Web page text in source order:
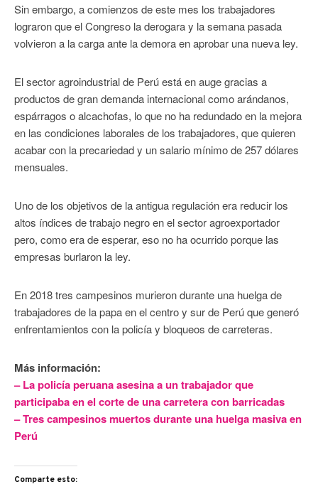
Sin embargo, a comienzos de este mes los trabajadores
lograron que el Congreso la derogara y la semana pasada
volvieron a la carga ante la demora en aprobar una nueva ley.
El sector agroindustrial de Perú está en auge gracias a
productos de gran demanda internacional como arándanos,
espárragos o alcachofas, lo que no ha redundado en la mejora
en las condiciones laborales de los trabajadores, que quieren
acabar con la precariedad y un salario mínimo de 257 dólares
mensuales.
Uno de los objetivos de la antigua regulación era reducir los
altos índices de trabajo negro en el sector agroexportador
pero, como era de esperar, eso no ha ocurrido porque las
empresas burlaron la ley.
En 2018 tres campesinos murieron durante una huelga de
trabajadores de la papa en el centro y sur de Perú que generó
enfrentamientos con la policía y bloqueos de carreteras.
Más información:
– La policía peruana asesina a un trabajador que
participaba en el corte de una carretera con barricadas
– Tres campesinos muertos durante una huelga masiva en
Perú
Comparte esto: